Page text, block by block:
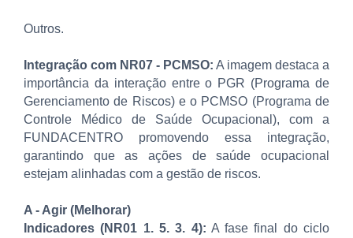
Outros.
Integração com NR07 - PCMSO: A imagem destaca a
importância da interação entre o PGR (Programa de
Gerenciamento de Riscos) e o PCMSO (Programa de
Controle Médico de Saúde Ocupacional), com a
FUNDACENTRO promovendo essa integração,
garantindo que as ações de saúde ocupacional
estejam alinhadas com a gestão de riscos.
A - Agir (Melhorar)
Indicadores (NR01 1. 5. 3. 4): A fase final do ciclo